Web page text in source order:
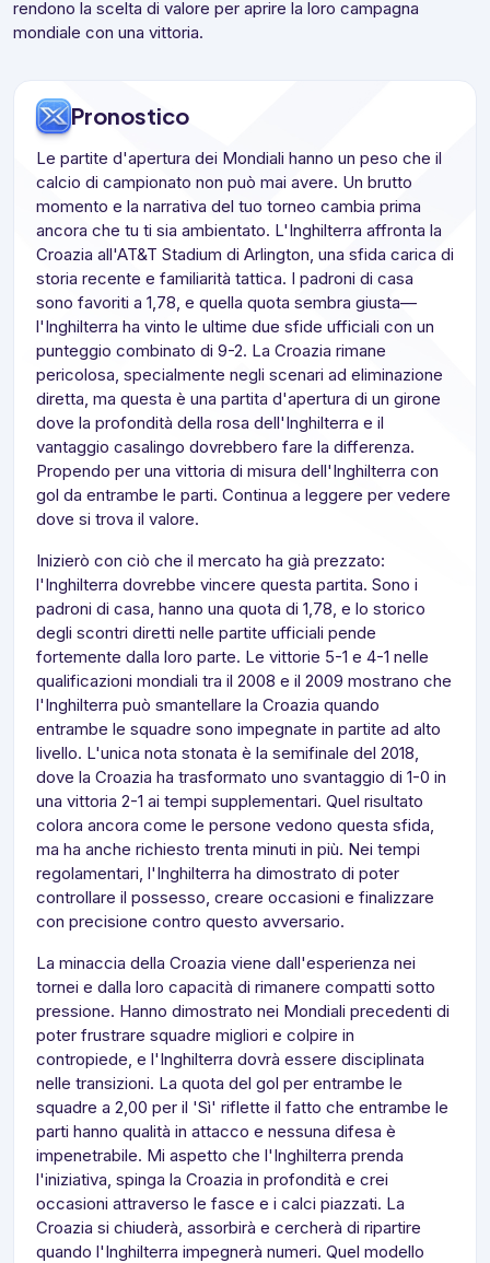
rendono la scelta di valore per aprire la loro campagna
mondiale con una vittoria.
Pronostico
Le partite d'apertura dei Mondiali hanno un peso che il
calcio di campionato non può mai avere. Un brutto
momento e la narrativa del tuo torneo cambia prima
ancora che tu ti sia ambientato. L'Inghilterra affronta la
Croazia all'AT&T Stadium di Arlington, una sfida carica di
storia recente e familiarità tattica. I padroni di casa
sono favoriti a 1,78, e quella quota sembra giusta—
l'Inghilterra ha vinto le ultime due sfide ufficiali con un
punteggio combinato di 9-2. La Croazia rimane
pericolosa, specialmente negli scenari ad eliminazione
diretta, ma questa è una partita d'apertura di un girone
dove la profondità della rosa dell'Inghilterra e il
vantaggio casalingo dovrebbero fare la differenza.
Propendo per una vittoria di misura dell'Inghilterra con
gol da entrambe le parti. Continua a leggere per vedere
dove si trova il valore.
Inizierò con ciò che il mercato ha già prezzato:
l'Inghilterra dovrebbe vincere questa partita. Sono i
padroni di casa, hanno una quota di 1,78, e lo storico
degli scontri diretti nelle partite ufficiali pende
fortemente dalla loro parte. Le vittorie 5-1 e 4-1 nelle
qualificazioni mondiali tra il 2008 e il 2009 mostrano che
l'Inghilterra può smantellare la Croazia quando
entrambe le squadre sono impegnate in partite ad alto
livello. L'unica nota stonata è la semifinale del 2018,
dove la Croazia ha trasformato uno svantaggio di 1-0 in
una vittoria 2-1 ai tempi supplementari. Quel risultato
colora ancora come le persone vedono questa sfida,
ma ha anche richiesto trenta minuti in più. Nei tempi
regolamentari, l'Inghilterra ha dimostrato di poter
controllare il possesso, creare occasioni e finalizzare
con precisione contro questo avversario.
La minaccia della Croazia viene dall'esperienza nei
tornei e dalla loro capacità di rimanere compatti sotto
pressione. Hanno dimostrato nei Mondiali precedenti di
poter frustrare squadre migliori e colpire in
contropiede, e l'Inghilterra dovrà essere disciplinata
nelle transizioni. La quota del gol per entrambe le
squadre a 2,00 per il 'Sì' riflette il fatto che entrambe le
parti hanno qualità in attacco e nessuna difesa è
impenetrabile. Mi aspetto che l'Inghilterra prenda
l'iniziativa, spinga la Croazia in profondità e crei
occasioni attraverso le fasce e i calci piazzati. La
Croazia si chiuderà, assorbirà e cercherà di ripartire
quando l'Inghilterra impegnerà numeri. Quel modello